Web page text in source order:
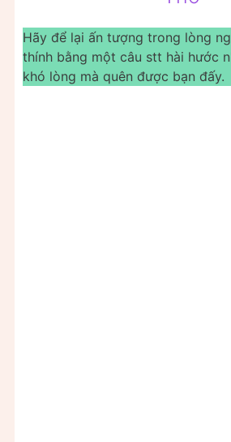
Hãy để lại ấn tượng trong lòng
thính bằng một câu stt hài hước
khó lòng mà quên được bạn đấy.